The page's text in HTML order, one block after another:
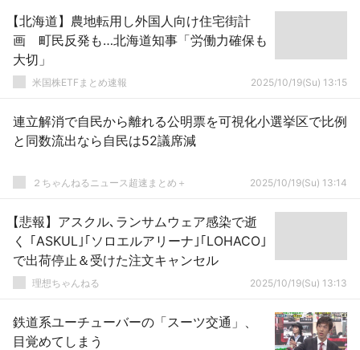
【北海道】農地転用し外国人向け住宅街計
画 町民反発も…北海道知事「労働力確保も
大切」
米国株ETFまとめ速報 2025/10/19(Su) 13:15
連立解消で自民から離れる公明票を可視化小選挙区で比例
と同数流出なら自民は52議席減
２ちゃんねるニュース超速まとめ＋ 2025/10/19(Su) 13:14
【悲報】アスクル､ランサムウェア感染で逝
く ｢ASKUL｣｢ソロエルアリーナ｣｢LOHACO｣
で出荷停止＆受けた注文キャンセル
理想ちゃんねる 2025/10/19(Su) 13:13
鉄道系ユーチューバーの「スーツ交通」、
目覚めてしまう